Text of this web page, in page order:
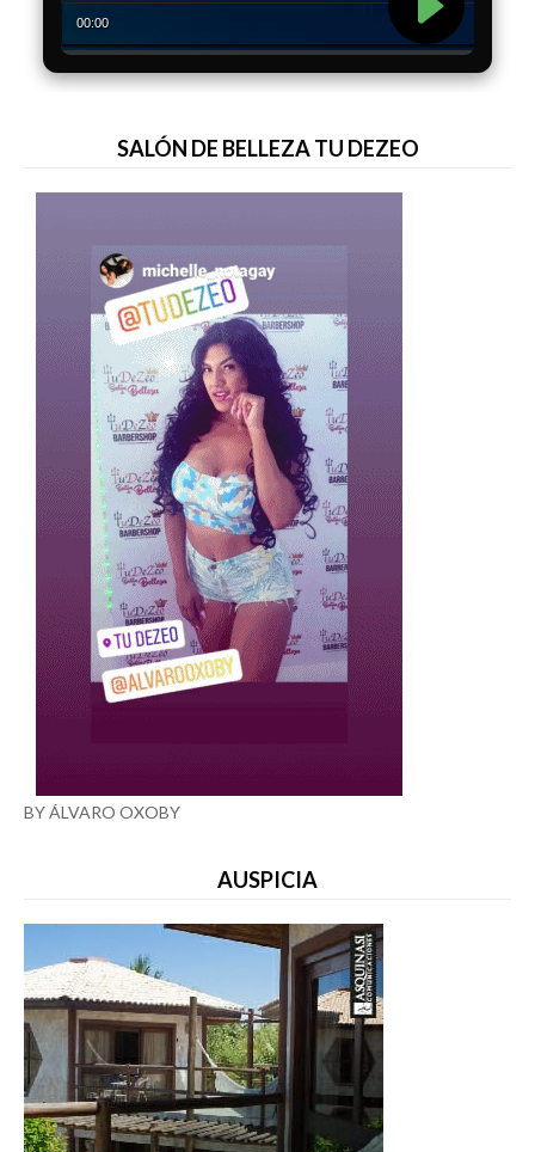
SALÓN DE BELLEZA TU DEZEO
BY ÁLVARO OXOBY
AUSPICIA